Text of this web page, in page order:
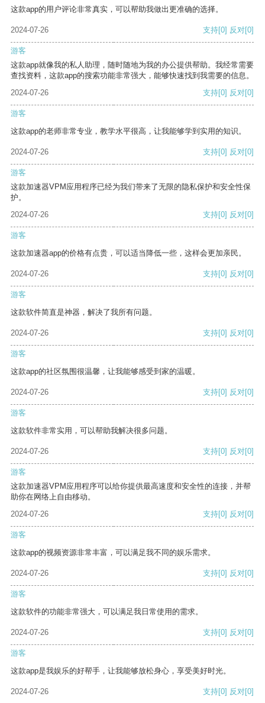
这款app的用户评论非常真实，可以帮助我做出更准确的选择。
2024-07-26 支持[0] 反对[0]
游客
这款app就像我的私人助理，随时随地为我的办公提供帮助。我经常需要
查找资料，这款app的搜索功能非常强大，能够快速找到我需要的信息。
2024-07-26
支持[0] 反对[0]
游客
这款app的老师非常专业，教学水平很高，让我能够学到实用的知识。
2024-07-26 支持[0] 反对[0]
游客
这款加速器VPM应用程序已经为我们带来了无限的隐私保护和安全性保
护。
2024-07-26
支持[0] 反对[0]
游客
这款加速器app的价格有点贵，可以适当降低一些，这样会更加亲民。
2024-07-26 支持[0] 反对[0]
游客
这款软件简直是神器，解决了我所有问题。
2024-07-26 支持[0] 反对[0]
游客
这款app的社区氛围很温馨，让我能够感受到家的温暖。
2024-07-26 支持[0] 反对[0]
游客
这款软件非常实用，可以帮助我解决很多问题。
2024-07-26 支持[0] 反对[0]
游客
这款加速器VPM应用程序可以给你提供最高速度和安全性的连接，并帮
助你在网络上自由移动。
2024-07-26
支持[0] 反对[0]
游客
这款app的视频资源非常丰富，可以满足我不同的娱乐需求。
2024-07-26 支持[0] 反对[0]
游客
这款软件的功能非常强大，可以满足我日常使用的需求。
2024-07-26 支持[0] 反对[0]
游客
这款app是我娱乐的好帮手，让我能够放松身心，享受美好时光。
2024-07-26 支持[0] 反对[0]